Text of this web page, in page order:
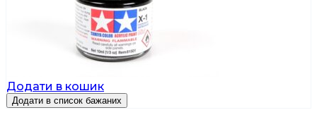
Додати в кошик
Додати в список бажаних